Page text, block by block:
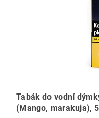
Tabák do vodní
(Mango, marakuja),